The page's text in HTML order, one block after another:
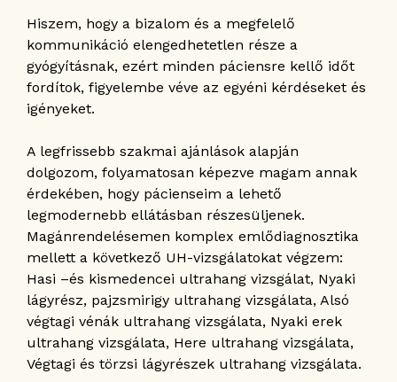
Hiszem, hogy a bizalom és a megfelelő
kommunikáció elengedhetetlen része a
gyógyításnak, ezért minden páciensre kellő időt
fordítok, figyelembe véve az egyéni kérdéseket és
igényeket.
A legfrissebb szakmai ajánlások alapján
dolgozom, folyamatosan képezve magam annak
érdekében, hogy pácienseim a lehető
legmodernebb ellátásban részesüljenek.
Magánrendelésemen komplex emlődiagnosztika
mellett a következő UH-vizsgálatokat végzem:
Hasi –és kismedencei ultrahang vizsgálat, Nyaki
lágyrész, pajzsmirigy ultrahang vizsgálata, Alsó
végtagi vénák ultrahang vizsgálata, Nyaki erek
ultrahang vizsgálata, Here ultrahang vizsgálata,
Végtagi és törzsi lágyrészek ultrahang vizsgálata.